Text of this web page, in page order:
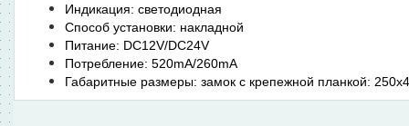
Индикация: светодиодная
Способ установки: накладной
Питание: DC12V/DC24V
Потребление: 520mA/260mA
Габаритные размеры: замок с крепежной планкой: